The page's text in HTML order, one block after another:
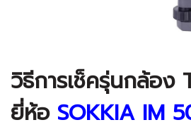
วิธีการเช็ครุ่นกล้อง
ยี่ห้อ SOKKIA IM